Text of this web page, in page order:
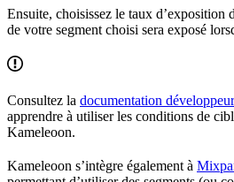
Ensuite, choisissez le taux d’exposition
de votre segment choisi sera exposé
Consultez la documentation développeur
apprendre à utiliser les conditions de
Kameleoon.
Kameleoon s’intègre également à